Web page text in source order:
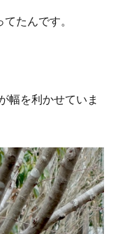
たんです。
幅を利かせていま